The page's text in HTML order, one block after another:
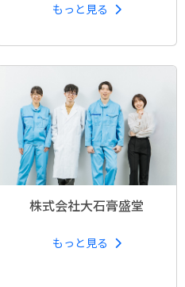
もっと見る
株式会社大石膏盛堂
もっと見る